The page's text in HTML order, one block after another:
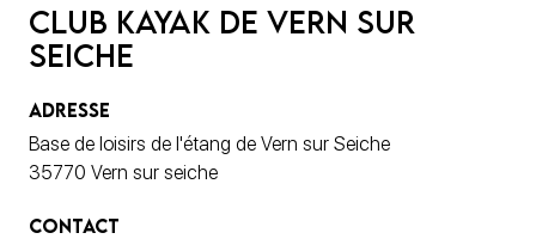
Club kayak de Vern Sur
Seiche
ADRESSE
Base de loisirs de l'étang de Vern sur Seiche
35770 Vern sur seiche
CONTACT